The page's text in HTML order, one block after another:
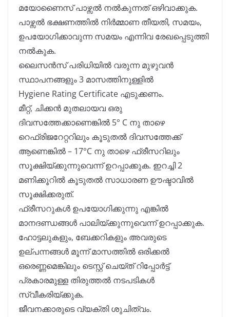
മയോണൈസ് പാഴ്സൽ നൽകുന്നത് ഒഴിവാക്കുക.
പാഴ്സൽ ഭക്ഷണത്തിൽ നിർമ്മാണ തീയതി, സമയം,
ഉപയോഗിക്കാവുന്ന സമയം എന്നിവ രേഖപ്പെടുത്തി
നൽകുക.
ലൈസൻസ് പരിധിയിൽ വരുന്ന മുഴുവൻ
സ്ഥാപനങ്ങളും 3 മാസത്തിനുള്ളിൽ
Hygiene Rating Certificate എടുക്കണം.
മീറ്റ്, ചിക്കൻ മുതലായവ ഒരു
ദിവസത്തേക്കാണെങ്കിൽ 5° C നു താഴെ
റെഫ്രിജറേറ്ററിലും കൂടുതൽ ദിവസത്തേക്ക്
ആണെങ്കിൽ – 17°C നു താഴെ ഫ്രീസറിലും
സൂക്ഷിയ്ക്കുന്നുവെന്ന് ഉറപ്പാക്കുക. ഇറച്ചി 2
മണിക്കൂറിൽ കൂടുതൽ സാധാരണ ഊഷ്ടാവിൽ
സൂക്ഷിക്കരുത്.
ഫ്രീസറുകൾ ഉപയോഗിക്കുന്നു എങ്കിൽ
മാനദണ്ഡങ്ങൾ പാലിയ്ക്കുന്നുവെന്ന് ഉറപ്പാക്കുക.
ഹോട്ടലുകളും, ബേക്കറികളും അവരുടെ
ഉല്പന്നങ്ങൾ മൂന്ന് മാസത്തിൽ ഒരിക്കൽ
ഒരെണ്ണമെങ്കിലും ടെസ്റ്റ് ചെയ്ത് റിപ്പോർട്ട്
പ്രകാരമുള്ള തിരുത്തൽ നടപടികൾ
സ്വീകരിയ്ക്കുക.
ജീവനക്കാരുടെ വ്യക്തി ശുചിത്വം.